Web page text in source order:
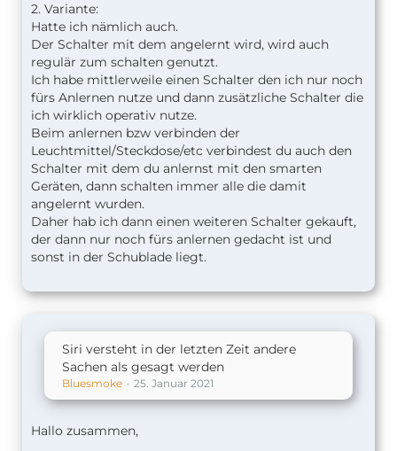
2. Variante:
Hatte ich nämlich auch.
Der Schalter mit dem angelernt wird, wird auch
regulär zum schalten genutzt.
Ich habe mittlerweile einen Schalter den ich nur noch
fürs Anlernen nutze und dann zusätzliche Schalter die
ich wirklich operativ nutze.
Beim anlernen bzw verbinden der
Leuchtmittel/Steckdose/etc verbindest du auch den
Schalter mit dem du anlernst mit den smarten
Geräten, dann schalten immer alle die damit
angelernt wurden.
Daher hab ich dann einen weiteren Schalter gekauft,
der dann nur noch fürs anlernen gedacht ist und
sonst in der Schublade liegt.
Siri versteht in der letzten Zeit andere
Sachen als gesagt werden
Bluesmoke 25. Januar 2021
Hallo zusammen,